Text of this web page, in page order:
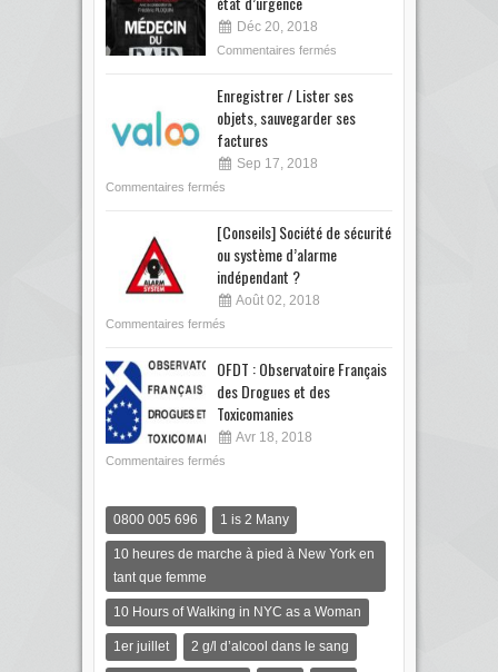
Déc 20, 2018
Commentaires fermés
Enregistrer / Lister ses
objets, sauvegarder ses
factures
Sep 17, 2018
Commentaires fermés
[Conseils] Société de sécurité
ou système d’alarme
indépendant ?
Août 02, 2018
Commentaires fermés
OFDT : Observatoire Français
des Drogues et des
Toxicomanies
Avr 18, 2018
Commentaires fermés
0800 005 696 1 is 2 Many
10 heures de marche à pied à New York en
tant que femme
10 Hours of Walking in NYC as a Woman
1er juillet 2 g/l d’alcool dans le sang